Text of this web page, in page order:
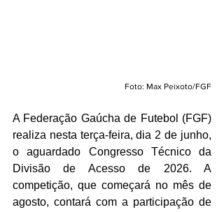
Foto: Max Peixoto/FGF
A Federação Gaúcha de Futebol (FGF)
realiza nesta terça-feira, dia 2 de junho,
o aguardado Congresso Técnico da
Divisão de Acesso de 2026. A
competição, que começará no mês de
agosto, contará com a participação de